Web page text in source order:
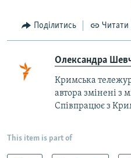
Поділитись Читати
Олександра
Кримська
автора змінені з
Співпрацює з
This item is part of